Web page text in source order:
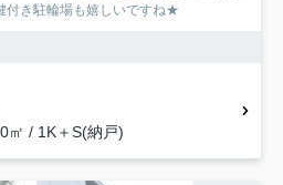
付き駐輪場も嬉しいですね★
㎡ / 1K＋S(納戸)